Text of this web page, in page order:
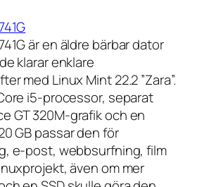
är en äldre bärbar dator
klarar enklare
med Linux Mint 22.2 ”Zara”.
i5-processor, separat
GT 320M-grafik och en
GB passar den för
e-post, webbsurfning, film
även om mer